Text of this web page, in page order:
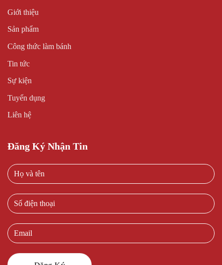
Giới thiệu
Sản phẩm
Công thức làm bánh
Tin tức
Sự kiện
Tuyển dụng
Liên hệ
Đăng Ký Nhận Tin